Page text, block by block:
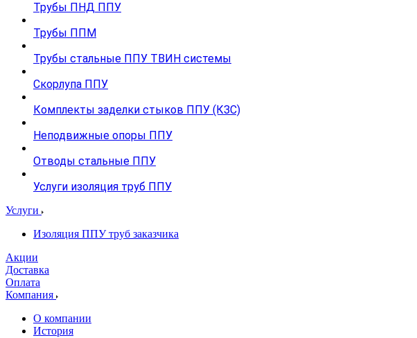
Трубы ПНД ППУ
Трубы ППМ
Трубы стальные ППУ ТВИН системы
Скорлупа ППУ
Комплекты заделки стыков ППУ (КЗС)
Неподвижные опоры ППУ
Отводы стальные ППУ
Услуги изоляция труб ППУ
Услуги
Изоляция ППУ труб заказчика
Акции
Доставка
Оплата
Компания
О компании
История